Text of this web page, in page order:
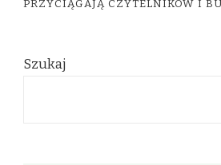
PRZYCIĄGAJĄ CZYTELNIKÓW I
Szukaj